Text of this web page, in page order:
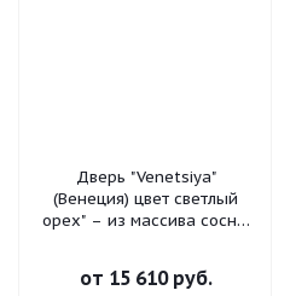
Дверь "Venetsiya"
(Венеция) цвет светлый
орех" – из массива сосны
от 15 610 руб.